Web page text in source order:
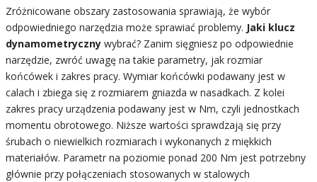
Zróżnicowane obszary zastosowania sprawiają, że wybór
odpowiedniego narzędzia może sprawiać problemy. Jaki klucz
dynamometrycznywybrać? Zanim sięgniesz po odpowiednie
narzędzie, zwróć uwagę na takie parametry, jak rozmiar
końcówek i zakres pracy. Wymiar końcówki podawany jest w
calach i zbiega się z rozmiarem gniazda w nasadkach. Z kolei
zakres pracy urządzenia podawany jest w Nm, czyli jednostkach
momentu obrotowego. Niższe wartości sprawdzają się przy
śrubach o niewielkich rozmiarach i wykonanych z miękkich
materiałów. Parametr na poziomie ponad 200 Nm jest potrzebny
głównie przy połączeniach stosowanych w stalowych